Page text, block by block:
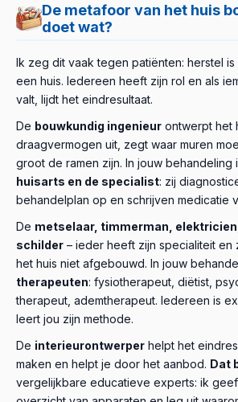
De metafoor van het huis
doet wat?
Ik zeg dit vaak tegen patiënten: herstel
een huis. Iedereen heeft zijn rol en als
valt, lijdt het eindresultaat.
De bouwkundig ingenieur ontwerpt het
draagvermogen uit, zegt waar muren
groot de ramen zijn. In jouw behandeling
huisarts en de specialist: zij
behandelplan op en schrijven medicatie
De metselaar, timmerman,
schilder – ieder heeft zijn specialiteit en
het huis niet afgebouwd. In jouw
therapeuten: fysiotherapeut, diëtist,
therapeut, ademtherapeut. Iedereen is
leert jou zijn methode.
De interieurontwerper helpt het
maken en helpt je door het aanbod. Dat
vergelijkbare educatieve experts: ik